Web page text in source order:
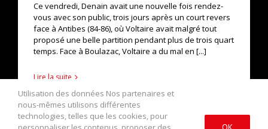
Ce vendredi, Denain avait une nouvelle fois rendez-
vous avec son public, trois jours après un court revers
face à Antibes (84-86), où Voltaire avait malgré tout
proposé une belle partition pendant plus de trois quart
temps. Face à Boulazac, Voltaire a du mal en [...]
Lire la suite
Utilisation des données Nos partenaires et
nous-mêmes utilisons différentes
technologies, telles que les cookies, pour